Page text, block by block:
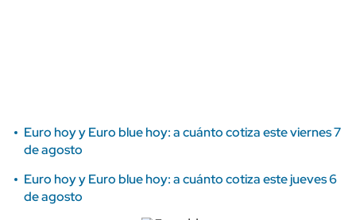
Euro hoy y Euro blue hoy: a cuánto cotiza este viernes 7
de agosto
Euro hoy y Euro blue hoy: a cuánto cotiza este jueves 6
de agosto